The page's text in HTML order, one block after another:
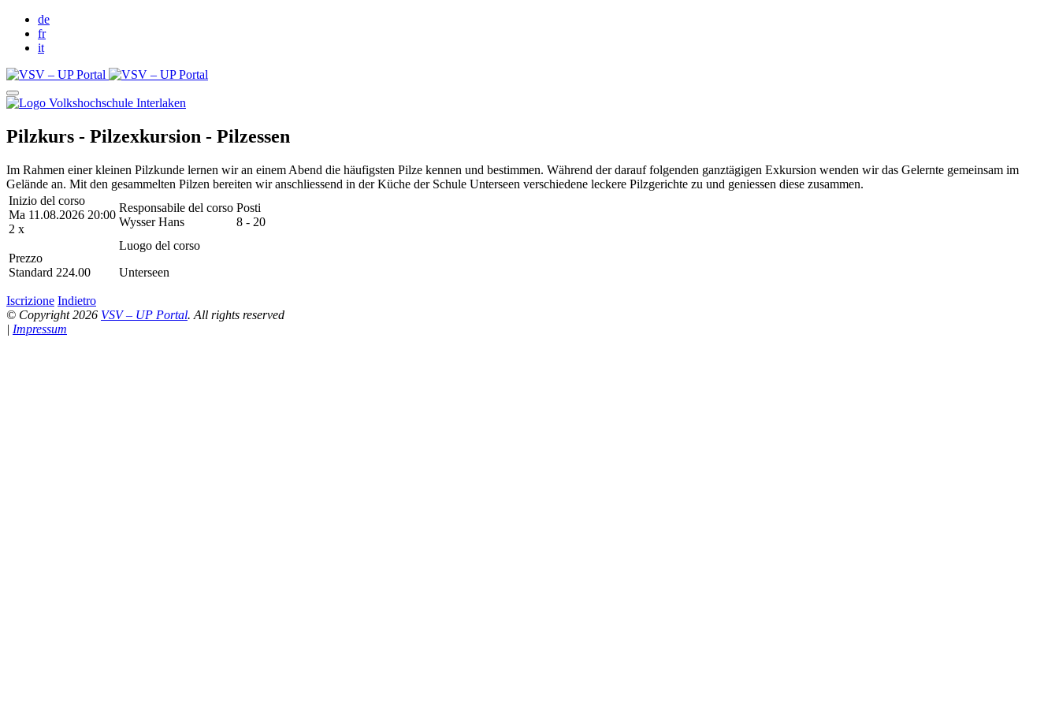
de
fr
it
Pilzkurs - Pilzexkursion - Pilzessen
Im Rahmen einer kleinen Pilzkunde lernen wir an einem Abend die häufigsten Pilze kennen und bestimmen. Während der darauf folgenden ganztägigen Exkursion wenden wir das Gelernte gemeinsam im
Gelände an. Mit den gesammelten Pilzen bereiten wir anschliessend in der Küche der Schule Unterseen verschiedene leckere Pilzgerichte zu und geniessen diese zusammen.
Inizio del corso
Ma 11.08.2026 20:00
2 x
Responsabile del corso
Wysser Hans
Posti
8 - 20
Prezzo
Standard 224.00
Luogo del corso
Unterseen
Iscrizione Indietro
© Copyright 2026 VSV – UP Portal. All rights reserved
| Impressum